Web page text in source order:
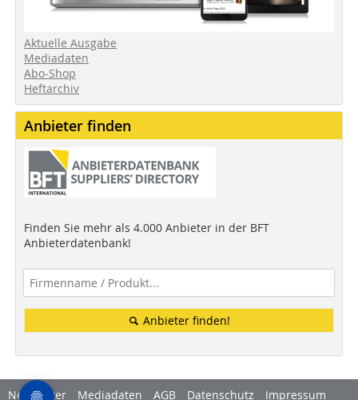
Aktuelle Ausgabe
Mediadaten
Abo-Shop
Heftarchiv
Anbieter finden
Finden Sie mehr als 4.000 Anbieter in der BFT
Anbieterdatenbank!
Anbieter finden!
Newsletter Mediadaten AGB Datenschutz Impressum